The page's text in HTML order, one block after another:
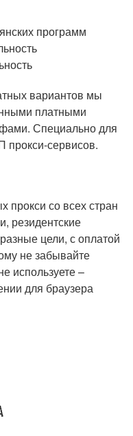
программ
вариантов мы
платными
Специально для
прокси-сервисов.
прокси со всех стран
резидентские
цели, с оплатой
не забывайте
используете –
для браузера